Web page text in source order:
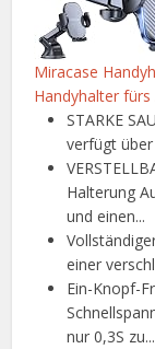
Miracase
Handyhalter
STARKE
verfügt
Halterung
und einen...
einer
Ein-Knopf-
nur 0,3S zu...